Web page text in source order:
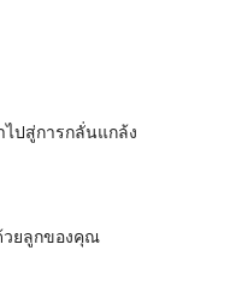
ไปสู่การกลั่นแกล้ง
วยลูกของคุณ